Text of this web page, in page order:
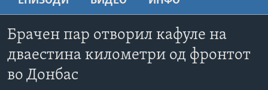
содржина
Премини
до
страната
МАКЕДОНИЈА
ЕКОНОМИЈА
ДОКУМЕНТАРЦИ
АРХИВИРАНА ПРОГРАМА
NEWSFLASH - АРХИВА
ЗА НАС
Брачен пар отворил кафуле на
дваестина километри од фронтот
во Донбас